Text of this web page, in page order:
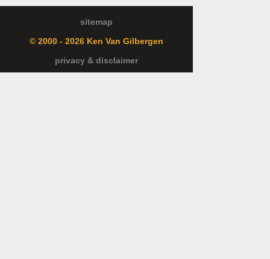
sitemap
© 2000 - 2026 Ken Van Gilbergen
privacy & disclaimer